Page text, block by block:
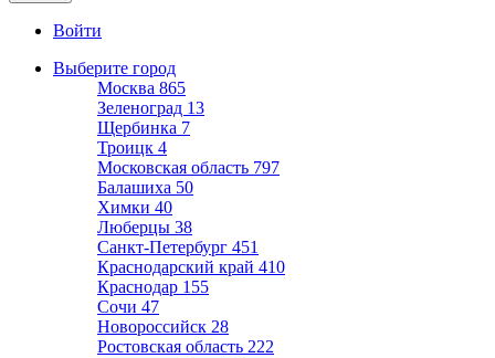
Войти
Выберите город
Москва 865
Зеленоград 13
Щербинка 7
Троицк 4
Московская область 797
Балашиха 50
Химки 40
Люберцы 38
Санкт-Петербург 451
Краснодарский край 410
Краснодар 155
Сочи 47
Новороссийск 28
Ростовская область 222